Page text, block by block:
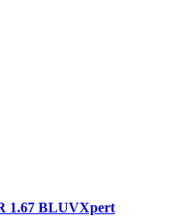
1.67 BLUVXpert